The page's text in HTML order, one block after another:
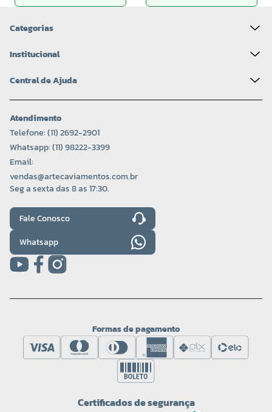
Categorias
Institucional
Central de Ajuda
Atendimento
Telefone: (11) 2692-2901
Whatsapp: (11) 98222-3399
Email:
vendas@artecaviamentos.com.br
Seg a sexta das 8 as 17:30.
Fale Conosco
Whatsapp
Formas de pagamento
Certificados de segurança